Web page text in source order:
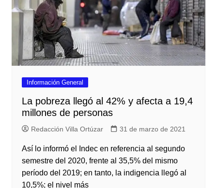
Información General
La pobreza llegó al 42% y afecta a 19,4
millones de personas
Redacción Villa Ortúzar 31 de marzo de 2021
Así lo informó el Indec en referencia al segundo
semestre del 2020, frente al 35,5% del mismo
período del 2019; en tanto, la indigencia llegó al
10,5%; el nivel más